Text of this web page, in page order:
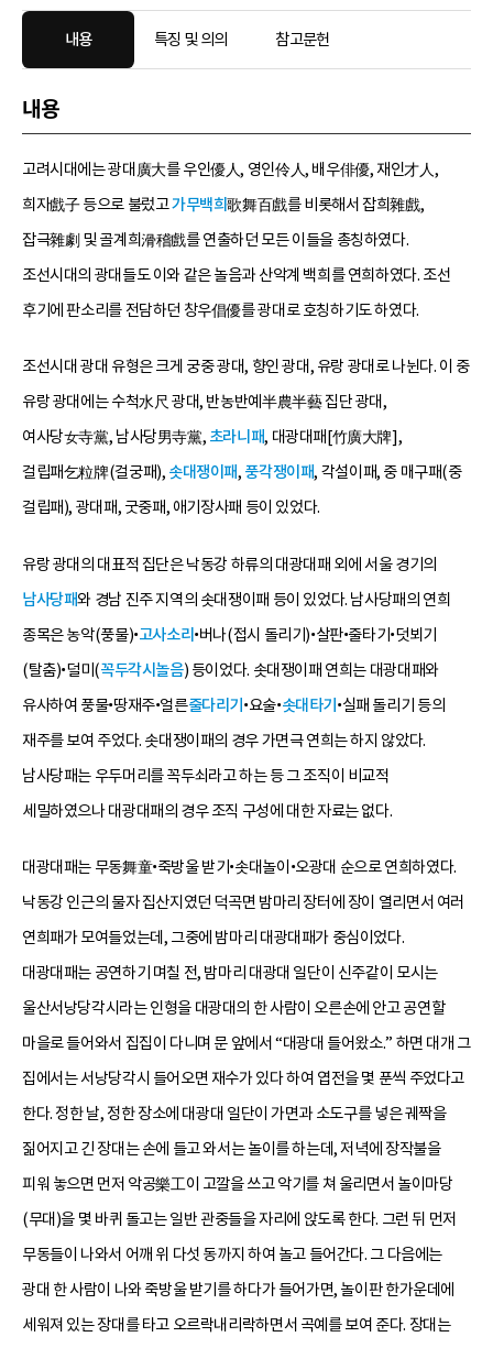
내용 특징 및 의의 참고문헌
내용
고려시대에는 광대廣大를 우인優人, 영인伶人, 배우俳優, 재인才人,
희자戲子 등으로 불렀고가무백희歌舞百戲를 비롯해서 잡희雜戲,
잡극雜劇 및 골계희滑稽戲를 연출하던 모든 이들을 총칭하였다.
조선시대의 광대들도 이와 같은 놀음과 산악계 백희를 연희하였다. 조선
후기에 판소리를 전담하던 창우倡優를 광대로 호칭하기도 하였다.
조선시대 광대 유형은 크게 궁중 광대, 향인 광대, 유랑 광대로 나뉜다. 이 중
유랑 광대에는 수척水尺 광대, 반농반예半農半藝 집단 광대,
여사당女寺黨, 남사당男寺黨, 초라니패, 대광대패[竹廣大牌],
걸립패乞粒牌(걸궁패), 솟대쟁이패, 풍각쟁이패, 각설이패, 중 매구패(중
걸립패), 광대패, 굿중패, 애기장사패 등이 있었다.
유랑 광대의 대표적 집단은 낙동강 하류의 대광대패 외에 서울 경기의
남사당패와 경남 진주 지역의 솟대쟁이패 등이 있었다. 남사당패의 연희
종목은 농악(풍물)•고사소리 •버나(접시 돌리기)•살판•줄타기•덧뵈기
(탈춤)•덜미(꼭두각시놀음) 등이었다. 솟대쟁이패 연희는 대광대패와
유사하여 풍물•땅재주•얼른줄다리기 •요술•솟대타기 •실패 돌리기 등의
재주를 보여 주었다. 솟대쟁이패의 경우 가면극 연희는 하지 않았다.
남사당패는 우두머리를 꼭두쇠라고 하는 등 그 조직이 비교적
세밀하였으나 대광대패의 경우 조직 구성에 대한 자료는 없다.
대광대패는 무동舞童•죽방울 받기•솟대놀이•오광대 순으로 연희하였다.
낙동강 인근의 물자 집산지였던 덕곡면 밤마리 장터에 장이 열리면서 여러
연희패가 모여들었는데, 그중에 밤마리 대광대패가 중심이었다.
대광대패는 공연하기 며칠 전, 밤마리 대광대 일단이 신주같이 모시는
울산서낭당각시라는 인형을 대광대의 한 사람이 오른손에 안고 공연할
마을로 들어와서 집집이 다니며 문 앞에서 “대광대 들어왔소.” 하면 대개 그
집에서는 서낭당각시 들어오면 재수가 있다 하여 엽전을 몇 푼씩 주었다고
한다. 정한 날, 정한 장소에 대광대 일단이 가면과 소도구를 넣은 궤짝을
짊어지고 긴 장대는 손에 들고 와서는 놀이를 하는데, 저녁에 장작불을
피워 놓으면 먼저 악공樂工이 고깔을 쓰고 악기를 쳐 울리면서 놀이마당
(무대)을 몇 바퀴 돌고는 일반 관중들을 자리에 앉도록 한다. 그런 뒤 먼저
무동들이 나와서 어깨 위 다섯 동까지 하여 놀고 들어간다. 그 다음에는
광대 한 사람이 나와 죽방울 받기를 하다가 들어가면, 놀이판 한가운데에
세워져 있는 장대를 타고 오르락내리락하면서 곡예를 보여 준다. 장대는